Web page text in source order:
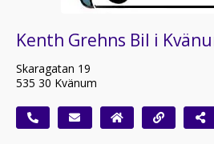
Kenth Grehns Bil i
Skaragatan 19
535 30 Kvänum